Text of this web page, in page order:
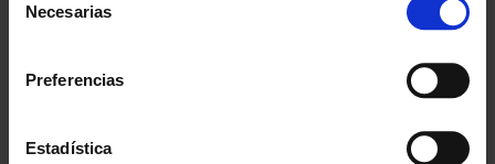
Necesarias
Preferencias
Estadística
¿POR QUÉ ELEGIRNOS?
Innovando contigo